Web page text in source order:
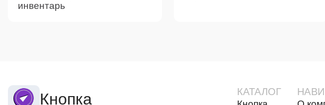
инвентарь
Кнопка КАТАЛОГ